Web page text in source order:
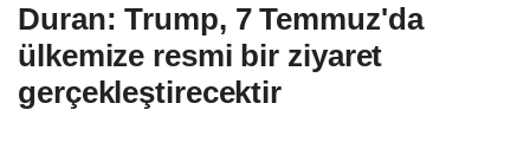
Duran: Trump, 7 Temmuz'da
ülkemize resmi bir ziyaret
gerçekleştirecektir